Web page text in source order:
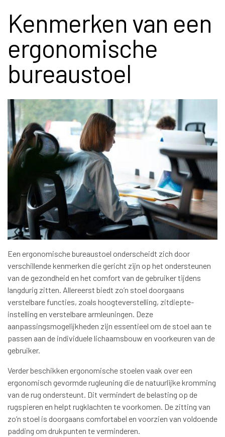
Kenmerken van een
ergonomische
bureaustoel
Een ergonomische bureaustoel onderscheidt zich door
verschillende kenmerken die gericht zijn op het ondersteunen
van de gezondheid en het comfort van de gebruiker tijdens
langdurig zitten. Allereerst biedt zo’n stoel doorgaans
verstelbare functies, zoals hoogteverstelling, zitdiepte-
instelling en verstelbare armleuningen. Deze
aanpassingsmogelijkheden zijn essentieel om de stoel aan te
passen aan de individuele lichaamsbouw en voorkeuren van de
gebruiker.
Verder beschikken ergonomische stoelen vaak over een
ergonomisch gevormde rugleuning die de natuurlijke kromming
van de rug ondersteunt. Dit vermindert de belasting op de
rugspieren en helpt rugklachten te voorkomen. De zitting van
zo’n stoel is doorgaans comfortabel en voorzien van voldoende
padding om drukpunten te verminderen.